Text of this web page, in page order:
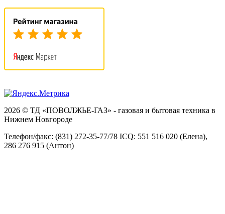
2026 © ТД «ПОВОЛЖЬЕ-ГАЗ» - газовая и бытовая техника в
Нижнем Новгороде
Телефон/факс: (831) 272-35-77/78 ICQ: 551 516 020 (Елена),
286 276 915 (Антон)